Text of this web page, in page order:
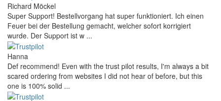
Richard Möckel
Super Support! Bestellvorgang hat super funktioniert. Ich einen
Feuer bei der Bestellung gemacht, welcher sofort korrigiert
wurde. Der Support ist w ...
Hanna
Def recommend! Even with the trust pilot results, I'm always a bit
scared ordering from websites I did not hear of before, but this
one is 100% solid ...